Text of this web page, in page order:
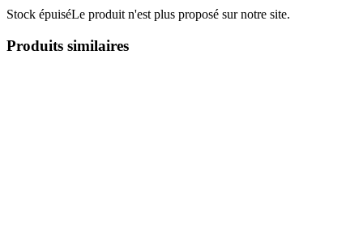
Stock épuiséLe produit n'est plus proposé sur notre site.
Produits similaires